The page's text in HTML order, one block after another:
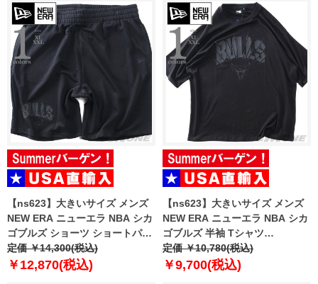
【ns623】大きいサイズ メンズ
NEW ERA ニューエラ NBA シカ
ゴブルズ ショーツ ショートパン
ツ ハーフパンツ NBA CHICAGO
BULLS BLACK SHORTS USA直
定価 ￥14,300(税込)
￥12,870(税込)
【ns623】大きいサイズ メンズ
NEW ERA ニューエラ NBA シカ
ゴブルズ 半袖 Tシャツ
CHICAGO BULLS NBA BLACK
OVERSIZED T-SHIRT USA直輸
定価 ￥10,780(税込)
￥9,700(税込)